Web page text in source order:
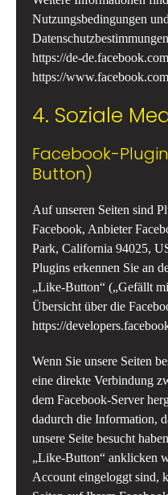
Nutzungsbedingungen
https://de-
https://
4. Soziale
Facebook-
Button)
Auf unseren Seiten sind
Facebook, Anbieter
Park, California 94025,
Plugins erkennen Sie an
„Like-Button“ („Gefällt
Übersicht über die
https://
Wenn Sie unsere Seiten
eine direkte Verbindung
dem Facebook-Server
dadurch die Information,
unsere Seite besucht
„Like-Button“ anklicken
Account eingeloggt sind,